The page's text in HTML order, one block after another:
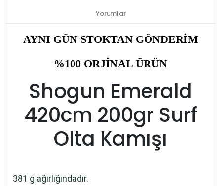
Yorumlar
AYNI GÜN STOKTAN GÖNDERİM
%100 ORJİNAL ÜRÜN
Shogun Emerald
420cm 200gr Surf
Olta Kamışı
381 g ağırlığındadır.